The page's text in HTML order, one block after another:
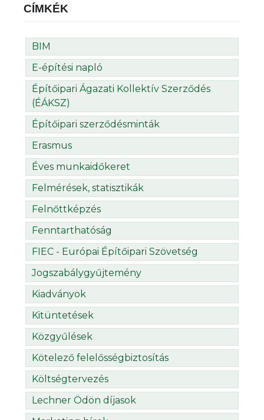
CÍMKÉK
BIM
E-építési napló
Építőipari Ágazati Kollektív Szerződés
(ÉÁKSZ)
Építőipari szerződésminták
Erasmus
Éves munkaidőkeret
Felmérések, statisztikák
Felnőttképzés
Fenntarthatóság
FIEC - Európai Építőipari Szövetség
Jogszabálygyűjtemény
Kiadványok
Kitüntetések
Közgyűlések
Kötelező felelősségbiztosítás
Költségtervezés
Lechner Ödön díjasok